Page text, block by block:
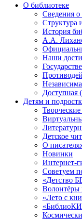
О библиотеке
Сведения о
Структура
История
А.А.
Наши
Доступная
Детям и
Детское
О
Новинки
Интернет-
Советуем
«Детство
Волонтёры
«Лето с